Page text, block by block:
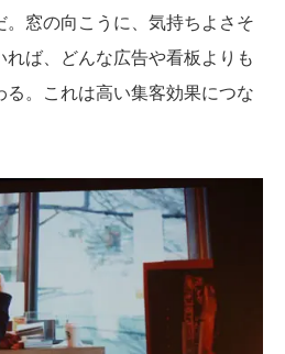
窓の向こうに、気持ちよさそ
ば、どんな広告や看板よりも
。これは高い集客効果につな